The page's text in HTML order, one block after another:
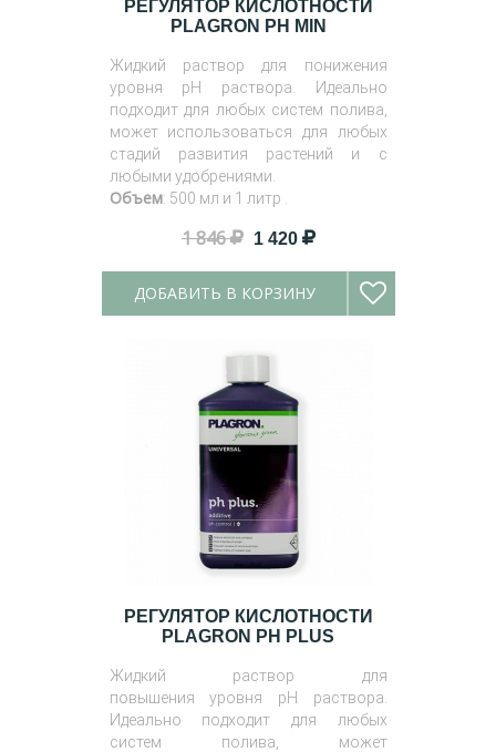
РЕГУЛЯТОР КИСЛОТНОСТИ
PLAGRON PH MIN
Жидкий раствор для понижения
уровня pH раствора. Идеально
подходит для любых систем полива,
может использоваться для любых
стадий развития растений и с
любыми удобрениями.
Объем: 500 мл и 1 литр .
1 846 1 420
ДОБАВИТЬ В КОРЗИНУ
РЕГУЛЯТОР КИСЛОТНОСТИ
PLAGRON PH PLUS
Жидкий раствор для
повышения уровня pH раствора.
Идеально подходит для любых
систем полива, может